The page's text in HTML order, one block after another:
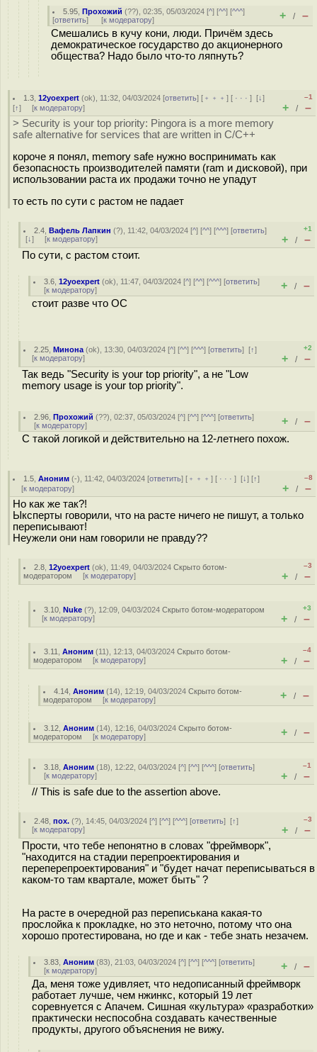
5.95 ,Прохожий (??), 02:35, 05/03/2024 [^] [^^] [^^^]
[ответить] [к модератору] + / –
Смешались в кучу кони, люди. Причём здесь
демократическое государство до акционерного
общества? Надо было что-то ляпнуть?
1.3 ,12yoexpert (ok), 11:32, 04/03/2024 [ответить] [ ﹢﹢﹢] [ · · ·][↓]
[↑] [к модератору]
–1
+ / –
> Security is your top priority: Pingora is a more memory
safe alternative for services that are written in C/C++
короче я понял, memory safe нужно воспринимать как
безопасность производителей памяти (ram и дисковой), при
использовании раста их продажи точно не упадут
то есть по сути с растом не падает
2.4 ,Вафель Лапкин (?), 11:42, 04/03/2024 [^] [^^] [^^^] [ответить]
[↓] [к модератору]
+1
+ / –
По сути, с растом стоит.
3.6 ,12yoexpert (ok), 11:47, 04/03/2024 [^] [^^] [^^^] [ответить]
[к модератору] + / –
стоит разве что ОС
2.25 ,Минона (ok), 13:30, 04/03/2024 [^] [^^] [^^^] [ответить][↑]
[к модератору]
+2
+ / –
Так ведь "Security is your top priority", а не "Low
memory usage is your top priority".
2.96 ,Прохожий (??), 02:37, 05/03/2024 [^] [^^] [^^^] [ответить]
[к модератору] + / –
С такой логикой и действительно на 12-летнего похож.
1.5 ,Аноним (-), 11:42, 04/03/2024 [ответить] [ ﹢﹢﹢] [ · · ·][↓] [↑]
[к модератору]
–8
+ / –
Но как же так?!
Ыксперты говорили, что на расте ничего не пишут, а только
переписывают!
Неужели они нам говорили не правду??
2.8 ,12yoexpert (ok), 11:49, 04/03/2024Скрыто ботом-
модератором [к модератору]
–3
+ / –
3.10 ,Nuke (?), 12:09, 04/03/2024Скрыто ботом-модератором
[к модератору]
+3
+ / –
3.11 ,Аноним (11), 12:13, 04/03/2024Скрыто ботом-
модератором [к модератору]
–4
+ / –
4.14 ,Аноним (14), 12:19, 04/03/2024Скрыто ботом-
модератором [к модератору] + / –
3.12 ,Аноним (14), 12:16, 04/03/2024Скрыто ботом-
модератором [к модератору] + / –
3.18 ,Аноним (18), 12:22, 04/03/2024 [^] [^^] [^^^] [ответить]
[к модератору]
–1
+ / –
// This is safe due to the assertion above.
2.48 ,пох. (?), 14:45, 04/03/2024 [^] [^^] [^^^] [ответить][↑]
[к модератору]
–3
+ / –
Прости, что тебе непонятно в словах "фреймворк",
"находится на стадии перепроектирования и
переперепроектирования" и "будет начат переписываться в
каком-то там квартале, может быть" ?
На расте в очередной раз переписькана какая-то
прослойка к прокладке, но это неточно, потому что она
хорошо протестирована, но где и как - тебе знать незачем.
3.83 ,Аноним (83), 21:03, 04/03/2024 [^] [^^] [^^^] [ответить]
[к модератору] + / –
Да, меня тоже удивляет, что недописанный фреймворк
работает лучше, чем нжинкс, который 19 лет
соревнуется с Апачем. Сишная «культура» «разработки»
практически неспособна создавать качественные
продукты, другого объяснения не вижу.